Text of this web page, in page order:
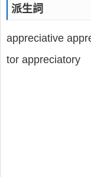
派生詞
appreciative
tor appreciatory